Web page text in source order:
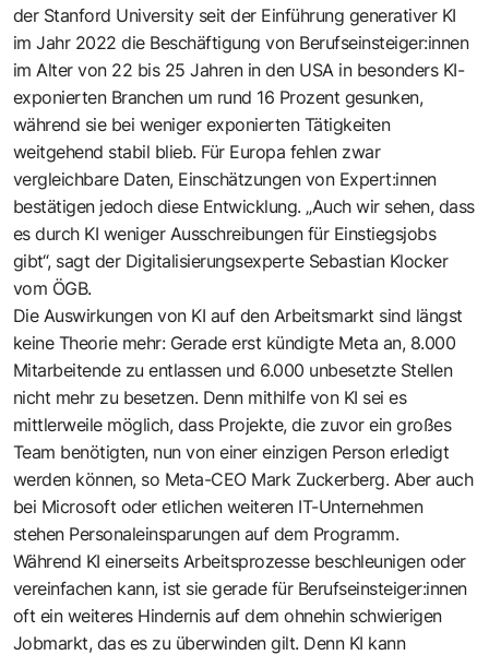
der Stanford University seit der Einführung generativer KI
im Jahr 2022 die Beschäftigung von Berufseinsteiger:innen
im Alter von 22 bis 25 Jahren in den USA in besonders KI-
exponierten Branchen um rund 16 Prozent gesunken,
während sie bei weniger exponierten Tätigkeiten
weitgehend stabil blieb. Für Europa fehlen zwar
vergleichbare Daten, Einschätzungen von Expert:innen
bestätigen jedoch diese Entwicklung. „Auch wir sehen, dass
es durch KI weniger Ausschreibungen für Einstiegsjobs
gibt“, sagt der Digitalisierungsexperte Sebastian Klocker
vom ÖGB.
Die Auswirkungen von KI auf den Arbeitsmarkt sind längst
keine Theorie mehr: Gerade erst kündigte Meta an, 8.000
Mitarbeitende zu entlassen und 6.000 unbesetzte Stellen
nicht mehr zu besetzen. Denn mithilfe von KI sei es
mittlerweile möglich, dass Projekte, die zuvor ein großes
Team benötigten, nun von einer einzigen Person erledigt
werden können, so Meta-CEO Mark Zuckerberg. Aber auch
bei Microsoft oder etlichen weiteren IT-Unternehmen
stehen Personaleinsparungen auf dem Programm.
Während KI einerseits Arbeitsprozesse beschleunigen oder
vereinfachen kann, ist sie gerade für Berufseinsteiger:innen
oft ein weiteres Hindernis auf dem ohnehin schwierigen
Jobmarkt, das es zu überwinden gilt. Denn KI kann